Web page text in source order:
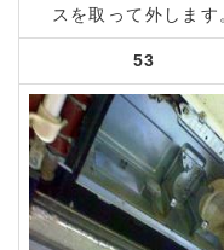
スを取って外します
53